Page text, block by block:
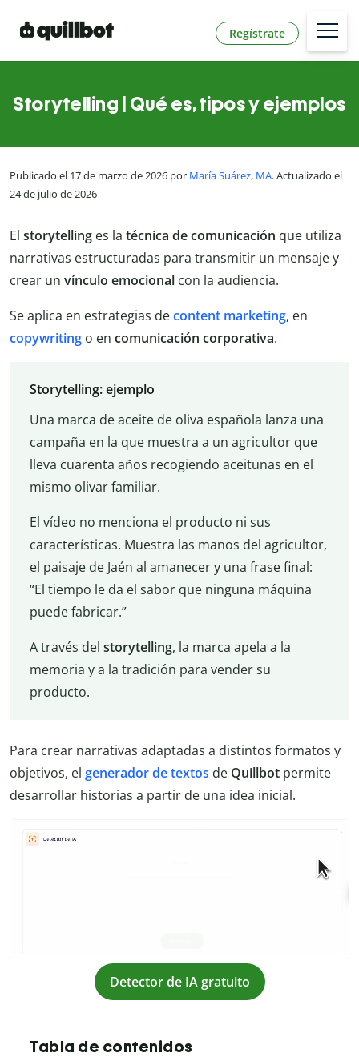
Regístrate
Storytelling | Qué es, tipos y ejemplos
Publicado el 17 de marzo de 2026 por María Suárez, MA. Actualizado el
24 de julio de 2026
El storytelling es la técnica de comunicación que utiliza
narrativas estructuradas para transmitir un mensaje y
crear un vínculo emocional con la audiencia.
Se aplica en estrategias decontent marketing, en
copywriting o en comunicación corporativa.
Storytelling: ejemplo
Una marca de aceite de oliva española lanza una
campaña en la que muestra a un agricultor que
lleva cuarenta años recogiendo aceitunas en el
mismo olivar familiar.
El vídeo no menciona el producto ni sus
características. Muestra las manos del agricultor,
el paisaje de Jaén al amanecer y una frase final:
“El tiempo le da el sabor que ninguna máquina
puede fabricar.”
A través del storytelling, la marca apela a la
memoria y a la tradición para vender su
producto.
Para crear narrativas adaptadas a distintos formatos y
objetivos, el generador de textos de Quillbot permite
desarrollar historias a partir de una idea inicial.
Detector de IA gratuito
Tabla de contenidos